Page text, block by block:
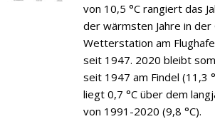
von 10,5 °C rangiert das
der wärmsten Jahre in
Wetterstation am
seit 1947. 2020 bleibt
seit 1947 am Findel (11,3
liegt 0,7 °C über dem
von 1991-2020 (9,8 °C).